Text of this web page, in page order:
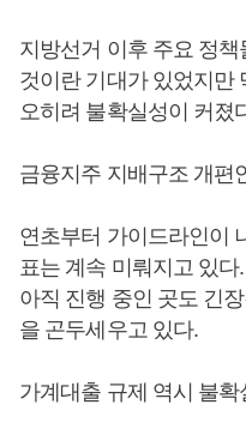
지방선거 이후 주요 정
것이란 기대가 있었지만
오히려 불확실성이 커졌
금융지주 지배구조 개편
연초부터 가이드라인이
표는 계속 미뤄지고 있
아직 진행 중인 곳도 긴
을 곤두세우고 있다.
가계대출 규제 역시 불